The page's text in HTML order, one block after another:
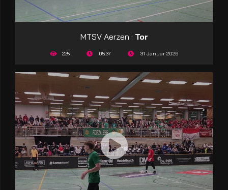
MTSV Aerzen : Tor
225 05:37 31 Januar 2026